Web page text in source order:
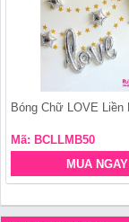
Bóng Chữ LOVE Liền
Mã: BCLLMB50
MUA NGAY